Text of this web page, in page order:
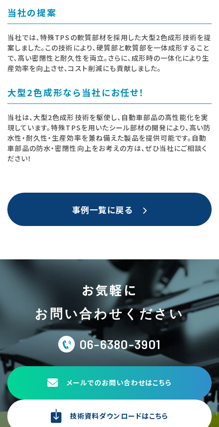
当社の提案
当社では、特殊TPSの軟質部材を採用した大型2色成形技術を提
案しました。この技術により、硬質部と軟質部を一体成形すること
で、高い密閉性と耐久性を両立。さらに、成形時の一体化により生
産効率を向上させ、コスト削減にも貢献しました。
大型2色成形なら当社にお任せ！
当社は、大型2色成形技術を駆使し、自動車部品の高性能化を実
現しています。特殊TPSを用いたシール部材の開発により、高い防
水性・耐久性・生産効率を兼ね備えた製品を提供可能です。自動
車部品の防水・密閉性向上をお考えの方は、ぜひ当社にご相談く
ださい！
事例一覧に戻る
お気軽に
お問い合わせください
06-6380-3901
メールでのお問い合わせはこちら
技術資料ダウンロードはこちら